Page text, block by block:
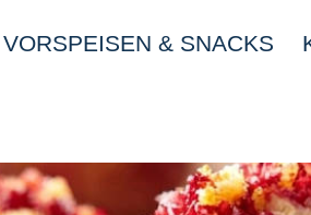
VORSPEISEN & SNACKS